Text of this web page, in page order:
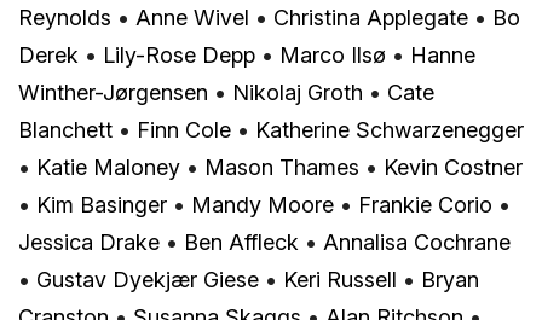
Reynolds • Anne Wivel • Christina Applegate • Bo
Derek • Lily-Rose Depp • Marco Ilsø • Hanne
Winther-Jørgensen • Nikolaj Groth • Cate
Blanchett • Finn Cole • Katherine Schwarzenegger
• Katie Maloney • Mason Thames • Kevin Costner
• Kim Basinger • Mandy Moore • Frankie Corio •
Jessica Drake • Ben Affleck • Annalisa Cochrane
• Gustav Dyekjær Giese • Keri Russell • Bryan